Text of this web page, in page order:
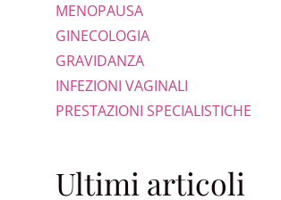
MENOPAUSA
GINECOLOGIA
GRAVIDANZA
INFEZIONI VAGINALI
PRESTAZIONI SPECIALISTICHE
Ultimi articoli